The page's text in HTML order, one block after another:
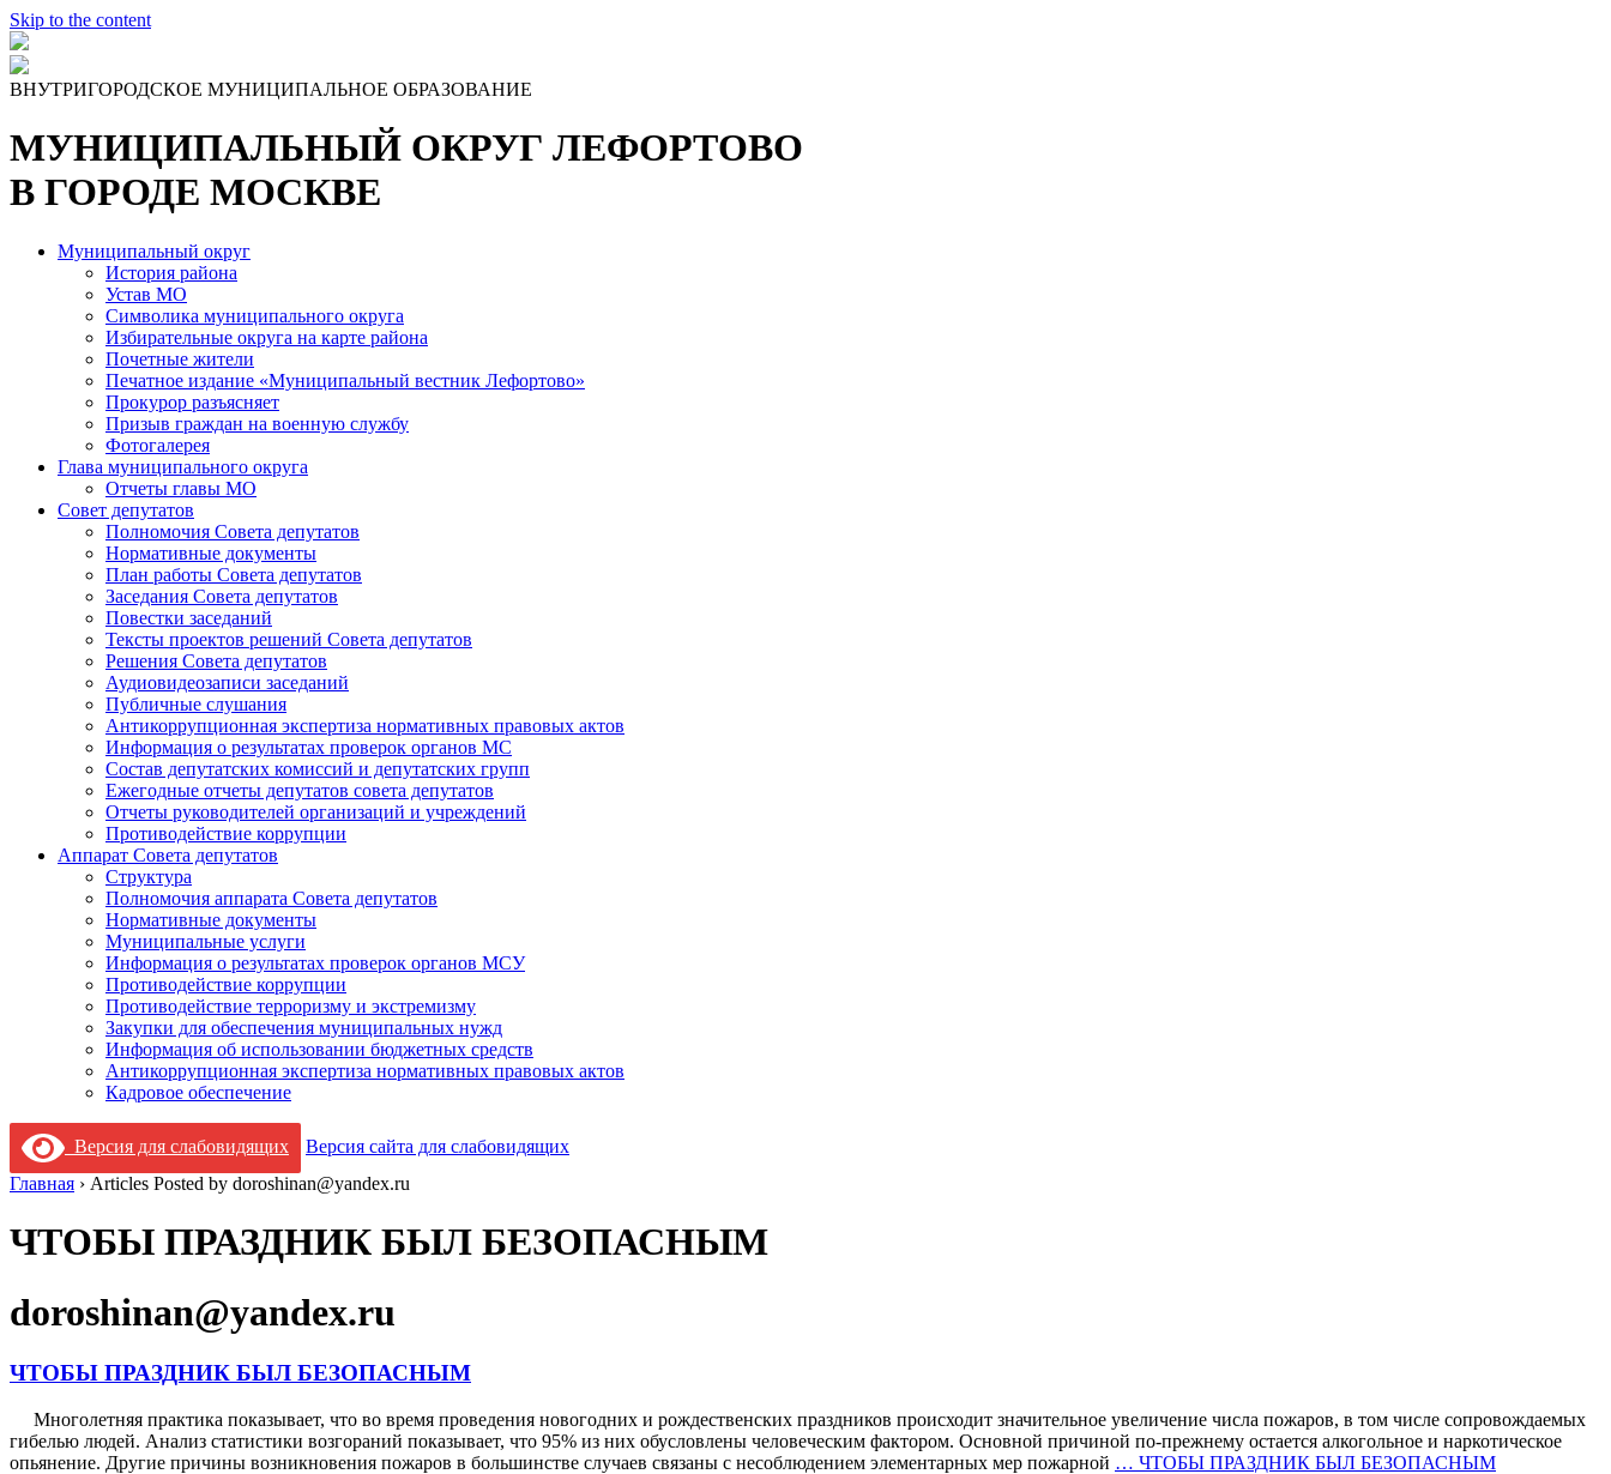
Skip to the content
ВНУТРИГОРОДСКОЕ МУНИЦИПАЛЬНОЕ ОБРАЗОВАНИЕ
МУНИЦИПАЛЬНЫЙ ОКРУГ ЛЕФОРТОВО
В ГОРОДЕ МОСКВЕ
Муниципальный округ
История района
Устав МО
Символика муниципального округа
Избирательные округа на карте района
Почетные жители
Печатное издание «Муниципальный вестник Лефортово»
Прокурор разъясняет
Призыв граждан на военную службу
Фотогалерея
Глава муниципального округа
Отчеты главы МО
Совет депутатов
Полномочия Совета депутатов
Нормативные документы
План работы Совета депутатов
Заседания Cовета депутатов
Повестки заседаний
Тексты проектов решений Совета депутатов
Решения Совета депутатов
Аудиовидеозаписи заседаний
Публичные слушания
Антикоррупционная экспертиза нормативных правовых актов
Информация о результатах проверок органов МС
Состав депутатских комиссий и депутатских групп
Ежегодные отчеты депутатов совета депутатов
Отчеты руководителей организаций и учреждений
Противодействие коррупции
Аппарат Совета депутатов
Структура
Полномочия аппарата Совета депутатов
Нормативные документы
Муниципальные услуги
Информация о результатах проверок органов МСУ
Противодействие коррупции
Противодействие терроризму и экстремизму
Закупки для обеспечения муниципальных нужд
Информация об использовании бюджетных средств
Антикоррупционная экспертиза нормативных правовых актов
Кадровое обеспечение
Версия для слабовидящих
Версия сайта для слабовидящих
Главная › Articles Posted by doroshinan@yandex.ru
ЧТОБЫ ПРАЗДНИК БЫЛ БЕЗОПАСНЫМ
doroshinan@yandex.ru
ЧТОБЫ ПРАЗДНИК БЫЛ БЕЗОПАСНЫМ
Многолетняя практика показывает, что во время проведения новогодних и рождественских праздников происходит значительное увеличение числа пожаров, в том числе сопровождаемых
гибелью людей. Анализ статистики возгораний показывает, что 95% из них обусловлены человеческим фактором. Основной причиной по-прежнему остается алкогольное и наркотическое
опьянение. Другие причины возникновения пожаров в большинстве случаев связаны с несоблюдением элементарных мер пожарной … ЧТОБЫ ПРАЗДНИК БЫЛ БЕЗОПАСНЫМ